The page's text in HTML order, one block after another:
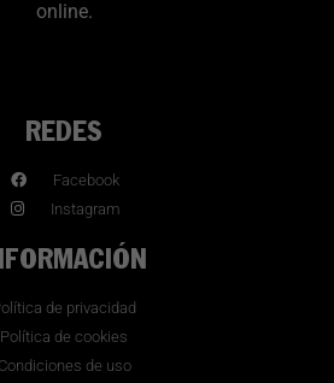
online.
REDES
Facebook
Instagram
de privacidad
Política de cookies
Condiciones de uso